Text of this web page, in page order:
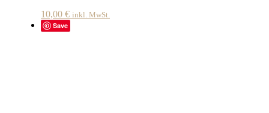
10,00 € inkl. MwSt.
Save